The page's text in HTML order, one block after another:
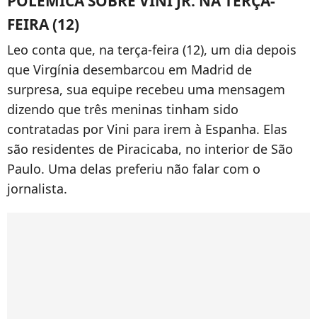
FEIRA (12)
Leo conta que, na terça-feira (12), um dia depois
que Virgínia desembarcou em Madrid de
surpresa, sua equipe recebeu uma mensagem
dizendo que três meninas tinham sido
contratadas por Vini para irem à Espanha. Elas
são residentes de Piracicaba, no interior de São
Paulo. Uma delas preferiu não falar com o
jornalista.